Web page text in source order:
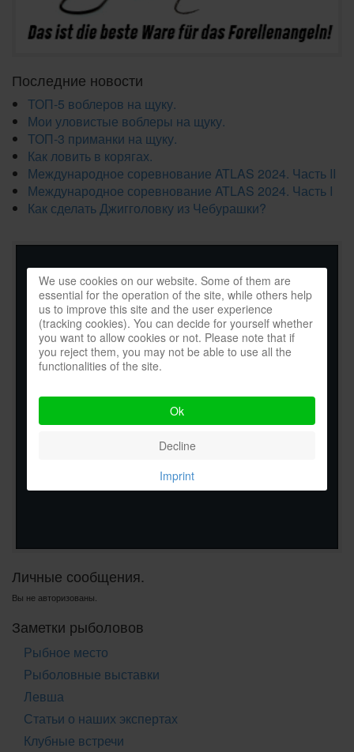
Последние новости
ТОП-5 воблеров на щуку.
Мои уловистые воблеры на щуку.
ТОП-3 приманки на щуку.
Как ловить в корягах.
Международное соревнование ATLAS 2024. Часть II
Международное соревнование ATLAS 2024. Часть I
Как сделать Джигголовку из Чебурашки?
Личные сообщения.
Вы не авторизованы.
Заметки рыболовов
Рыбное место
Рыболовные выставки
Левша
Статьи о наших экспертах
Клубные встречи
We use cookies on our website. Some of them are
essential for the operation of the site, while others help
us to improve this site and the user experience
(tracking cookies). You can decide for yourself whether
you want to allow cookies or not. Please note that if
you reject them, you may not be able to use all the
functionalities of the site.
Ok
Decline
Imprint